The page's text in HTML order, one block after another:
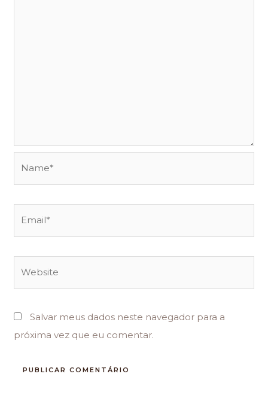
Salvar meus dados neste navegador para a
próxima vez que eu comentar.